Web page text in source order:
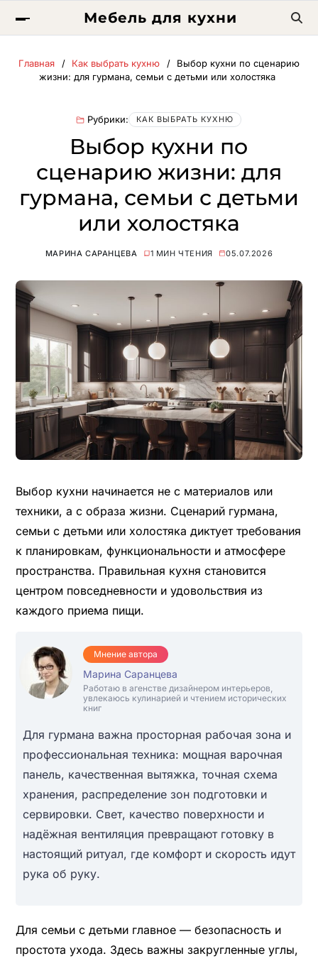
Мебель для кухни
Главная Как выбрать кухню
Выбор кухни по сценарию
жизни: для гурмана, семьи с детьми или холостяка
Рубрики: КАК ВЫБРАТЬ КУХНЮ
Выбор кухни по
сценарию жизни: для
гурмана, семьи с детьми
или холостяка
МАРИНА САРАНЦЕВА 1 МИН ЧТЕНИЯ 05.07.2026
Выбор кухни начинается не с материалов или
техники, а с образа жизни. Сценарий гурмана,
семьи с детьми или холостяка диктует требования
к планировкам, функциональности и атмосфере
пространства. Правильная кухня становится
центром повседневности и удовольствия из
каждого приема пищи.
Мнение автора
Марина Саранцева
Работаю в агенстве дизайнером интерьеров,
увлекаюсь кулинарией и чтением исторических
книг
Для гурмана важна просторная рабочая зона и
профессиональная техника: мощная варочная
панель, качественная вытяжка, точная схема
хранения, распределение зон подготовки и
сервировки. Свет, качество поверхности и
надёжная вентиляция превращают готовку в
настоящий ритуал, где комфорт и скорость идут
рука об руку.
Для семьи с детьми главное — безопасность и
простота ухода. Здесь важны закругленные углы,